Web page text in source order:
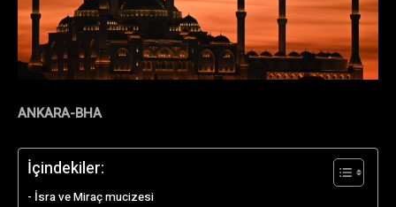
ANKARA-BHA
İçindekiler:
İsra ve Miraç mucizesi